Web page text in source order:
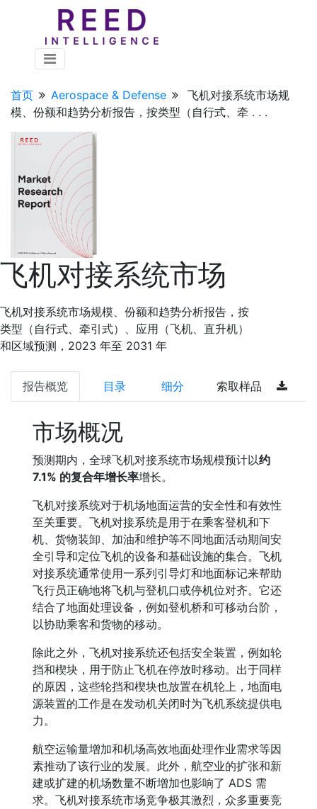
首页 Aerospace & Defense
飞机对接系统市场规
模、份额和趋势分析报告，按类型（自行式、牵 . . .
飞机对接系统市场
飞机对接系统市场规模、份额和趋势分析报告，按
类型（自行式、牵引式）、应用（飞机、直升机）
和区域预测，2023 年至 2031 年
报告概览 目录 细分 索取样品
市场概况
预测期内，全球飞机对接系统市场规模预计以约
7.1% 的复合年增长率增长。
飞机对接系统对于机场地面运营的安全性和有效性
至关重要。飞机对接系统是用于在乘客登机和下
机、货物装卸、加油和维护等不同地面活动期间安
全引导和定位飞机的设备和基础设施的集合。飞机
对接系统通常使用一系列引导灯和地面标记来帮助
飞行员正确地将飞机与登机口或停机位对齐。它还
结合了地面处理设备，例如登机桥和可移动台阶，
以协助乘客和货物的移动。
除此之外，飞机对接系统还包括安全装置，例如轮
挡和楔块，用于防止飞机在停放时移动。出于同样
的原因，这些轮挡和楔块也放置在机轮上，地面电
源装置的工作是在发动机关闭时为飞机系统提供电
力。
航空运输量增加和机场高效地面处理作业需求等因
素推动了该行业的发展。此外，航空业的扩张和新
建或扩建的机场数量不断增加也影响了 ADS 需
求。飞机对接系统市场竞争极其激烈，众多重要竞